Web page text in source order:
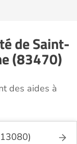
de Saint-
(83470)
des aides à